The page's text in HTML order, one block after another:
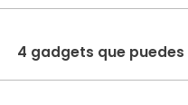
s
t
4 gadgets que